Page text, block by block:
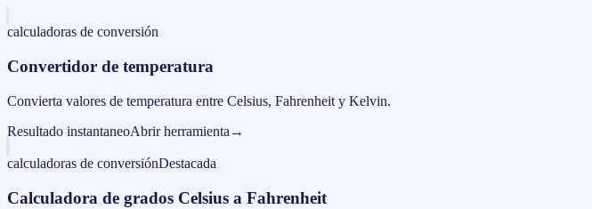
calculadoras de conversión
Convertidor de temperatura
Convierta valores de temperatura entre Celsius, Fahrenheit y Kelvin.
Resultado instantaneoAbrir herramienta →
calculadoras de conversiónDestacada
Calculadora de grados Celsius a Fahrenheit